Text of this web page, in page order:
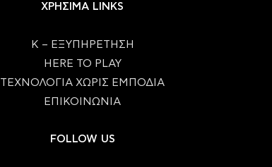
ΧΡΗΣΙΜΑ LINKS
Κ – ΕΞΥΠΗΡΕΤΗΣΗ
HERE TO PLAY
ΤΕΧΝΟΛΟΓΙΑ ΧΩΡΙΣ ΕΜΠΟΔΙΑ
ΕΠΙΚΟΙΝΩΝΙΑ
FOLLOW US